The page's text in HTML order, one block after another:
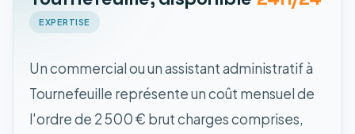
EXPERTISE
Un commercial ou un assistant administratif à
Tournefeuille représente un coût mensuel de
l'ordre de 2 500 € brut charges comprises,